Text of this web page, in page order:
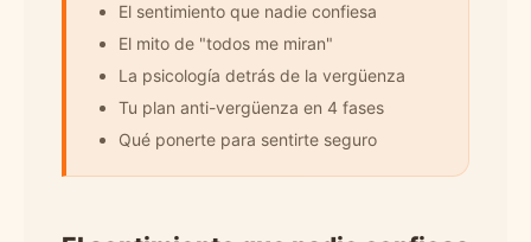
El sentimiento que nadie confiesa
El mito de "todos me miran"
La psicología detrás de la vergüenza
Tu plan anti-vergüenza en 4 fases
Qué ponerte para sentirte seguro